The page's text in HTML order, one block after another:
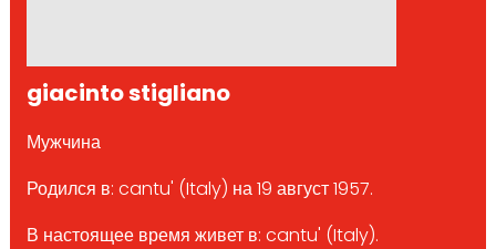
giacinto stigliano
Мужчина
Родился в: cantu' (Italy) на 19 август 1957.
В настоящее время живет в: cantu' (Italy).